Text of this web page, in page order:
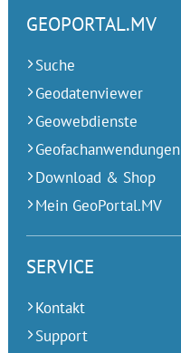
GEOPORTAL.MV
Suche
Geodatenviewer
Geowebdienste
Geofachanwendungen
Download & Shop
Mein GeoPortal.MV
SERVICE
Kontakt
Support